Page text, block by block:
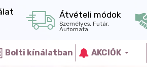
Átvételi módok
Személyes, Futár,
Automata
Bolti kínálatban AKCIÓK